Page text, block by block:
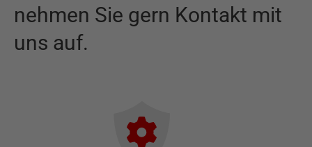
nehmen Sie gern Kontakt mit
uns auf.